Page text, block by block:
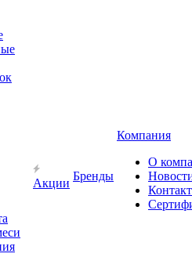
Акции
Бренды
Компания
О